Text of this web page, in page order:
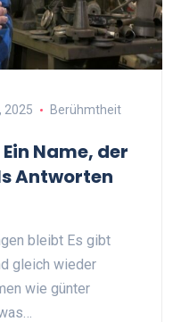
2025 Berühmtheit
Name, der
Antworten
bleibt Es gibt
gleich wieder
wie günter